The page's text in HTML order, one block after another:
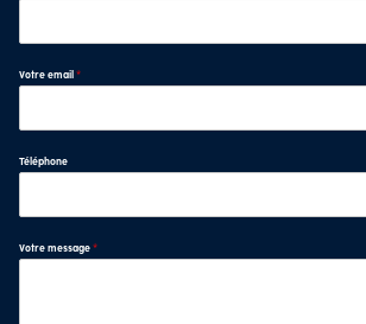
Votre email*
Téléphone
Votre message*